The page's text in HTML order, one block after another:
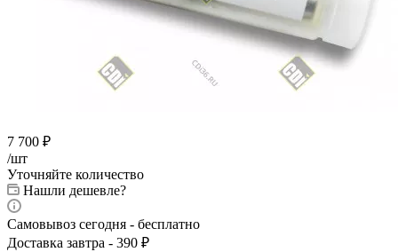
7 700 ₽
/шт
Уточняйте количество
Нашли дешевле?
Самовывоз сегодня - бесплатно
Доставка завтра - 390 ₽